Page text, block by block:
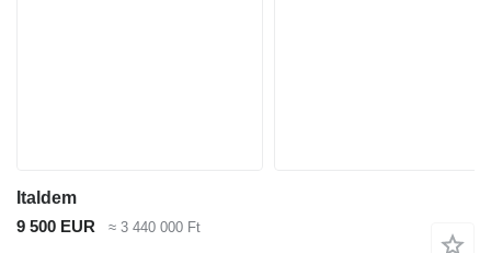
Italdem
9 500 EUR
≈ 3 440 000 Ft